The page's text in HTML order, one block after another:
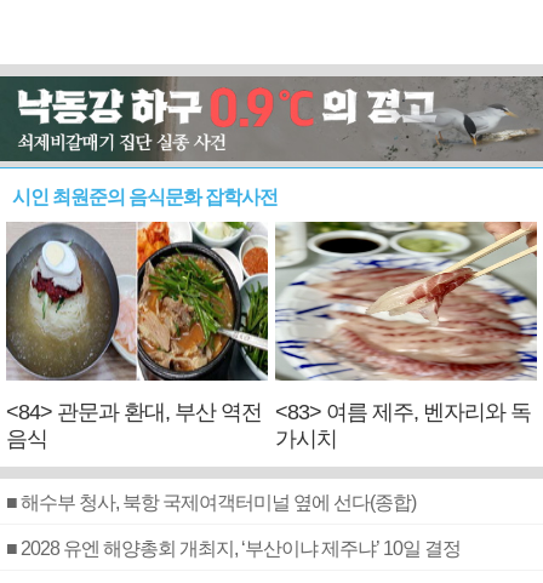
시인 최원준의 음식문화 잡학사전
<84> 관문과 환대, 부산 역전
음식
<83> 여름 제주, 벤자리와 독
가시치
■ 해수부 청사, 북항 국제여객터미널 옆에 선다(종합)
■ 2028 유엔 해양총회 개최지, ‘부산이냐 제주냐’ 10일 결정